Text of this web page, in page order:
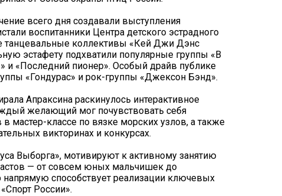
всего дня создавали выступления
воспитанники Центра детского эстрадного
танцевальные коллективы «Кей Джи Дэнс
эстафету подхватили популярные группы «В
«Последний пионер». Особый драйв публике
«Гондурас» и рок-группы «Джексон Бэнд».
Апраксина раскинулось интерактивное
желающий мог почувствовать себя
мастер-классе по вязке морских узлов, а также
викторинах и конкурсах.
Выборга», мотивируют к активному занятию
— от совсем юных мальчишек до
способствует реализации ключевых
России».